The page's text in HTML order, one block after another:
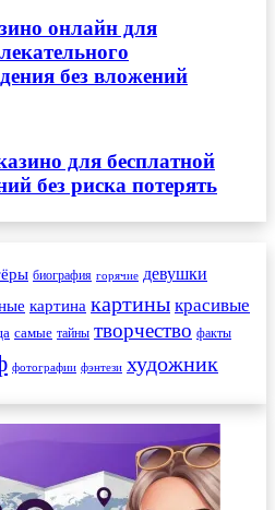
онлайн для
без вложений
для бесплатной
без риска потерять
биография горячие девушки
картина картины красивые
самые тайны творчество факты
фотографии фэнтези художник